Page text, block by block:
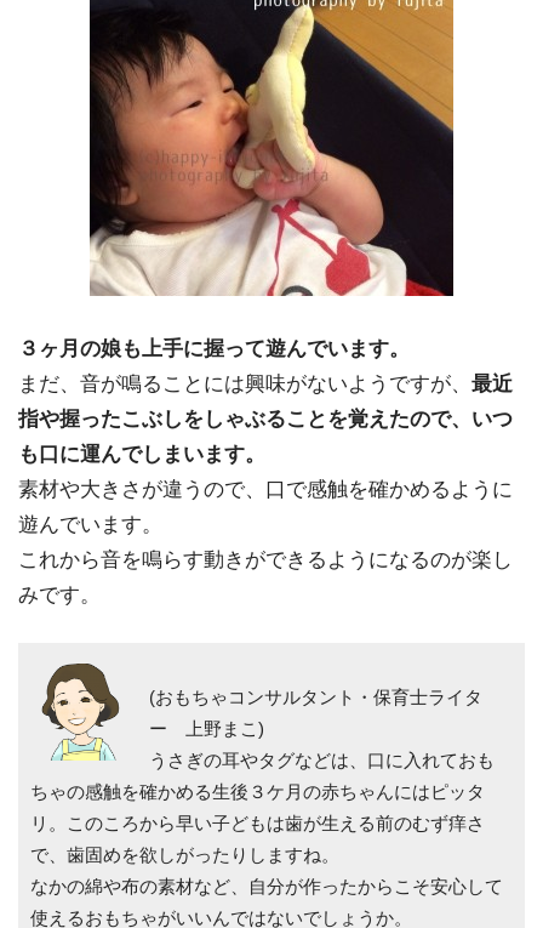
３ヶ月の娘も上手に握って遊んでいます。
まだ、音が鳴ることには興味がないようですが、 最近
指や握ったこぶしをしゃぶることを覚えたので、いつ
も口に運んでしまいます。
素材や大きさが違うので、口で感触を確かめるように
遊んでいます。
これから音を鳴らす動きができるようになるのが楽し
みです。
(おもちゃコンサルタント・保育士ライタ
ー 上野まこ)
うさぎの耳やタグなどは、口に入れておも
ちゃの感触を確かめる生後３ケ月の赤ちゃんにはピッタ
リ。このころから早い子どもは歯が生える前のむず痒さ
で、歯固めを欲しがったりしますね。
なかの綿や布の素材など、自分が作ったからこそ安心して
使えるおもちゃがいいんではないでしょうか。